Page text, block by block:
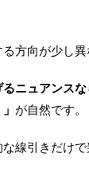
方向が少し異
ニュアンスな
が自然です。
線引きだけ